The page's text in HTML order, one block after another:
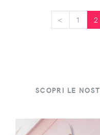
< 1 2
SCOPRI LE